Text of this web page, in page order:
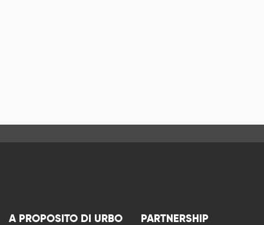
A PROPOSITO DI URBO PARTNERSHIP